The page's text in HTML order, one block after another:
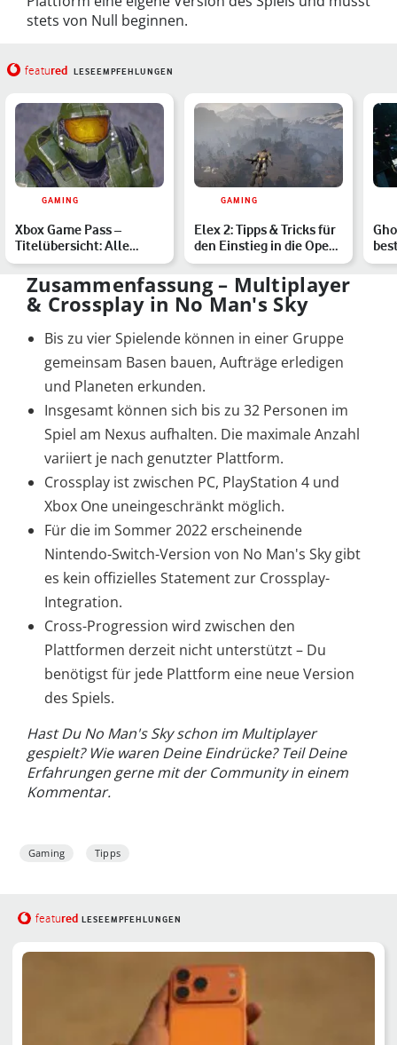
stets von Null beginnen.
featured LESEEMPFEHLUNGEN
GAMING
Xbox Game Pass –
Titelübersicht: Alle
verfügbaren Spiele im
März …
GAMING
Elex 2: Tipps & Tricks für
den Einstieg in die Open
World
Zusammenfassung – Multiplayer
& Crossplay in No Man's Sky
Bis zu vier Spielende können in einer Gruppe
gemeinsam Basen bauen, Aufträge erledigen
und Planeten erkunden.
Insgesamt können sich bis zu 32 Personen im
Spiel am Nexus aufhalten. Die maximale Anzahl
variiert je nach genutzter Plattform.
Crossplay ist zwischen PC, PlayStation 4 und
Xbox One uneingeschränkt möglich.
Für die im Sommer 2022 erscheinende
Nintendo-Switch-Version von No Man's Sky gibt
es kein offizielles Statement zur Crossplay-
Integration.
Cross-Progression wird zwischen den
Plattformen derzeit nicht unterstützt – Du
benötigst für jede Plattform eine neue Version
des Spiels.
Hast Du No Man's Sky schon im Multiplayer
gespielt? Wie waren Deine Eindrücke? Teil Deine
Erfahrungen gerne mit der Community in einem
Kommentar.
Gaming Tipps
featured LESEEMPFEHLUNGEN